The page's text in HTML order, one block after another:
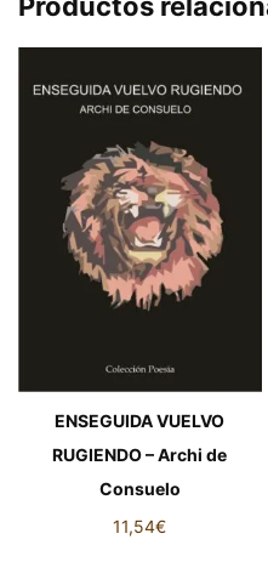
ENSEGUIDA VUELVO
RUGIENDO – Archi de
Consuelo
11,54€